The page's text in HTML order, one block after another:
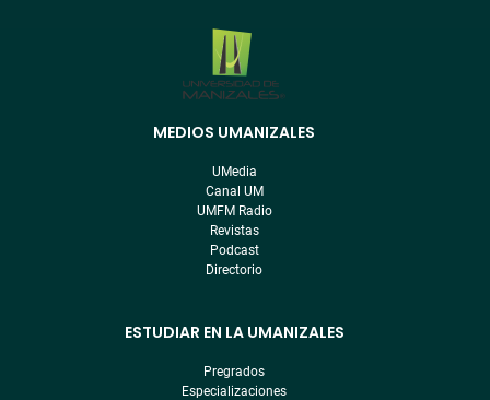
MEDIOS UMANIZALES
UMedia
Canal UM
UMFM Radio
Revistas
Podcast
Directorio
ESTUDIAR EN LA UMANIZALES
Pregrados
Especializaciones